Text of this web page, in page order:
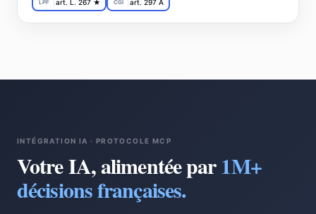
LPF art. L. 267 ★ CGI art. 297 A
INTÉGRATION IA · PROTOCOLE MCP
Votre IA, alimentée par1M+
décisions françaises.